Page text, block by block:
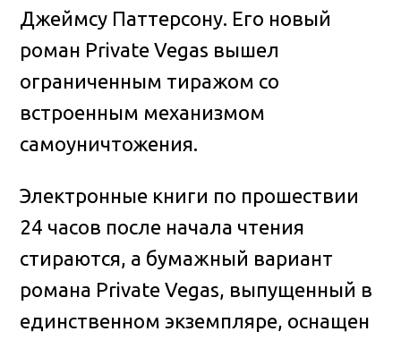
Джеймсу Паттерсону. Его новый
роман Private Vegas вышел
ограниченным тиражом со
встроенным механизмом
самоуничтожения.
Электронные книги по прошествии
24 часов после начала чтения
стираются, а бумажный вариант
романа Private Vegas, выпущенный в
единственном экземпляре, оснащен